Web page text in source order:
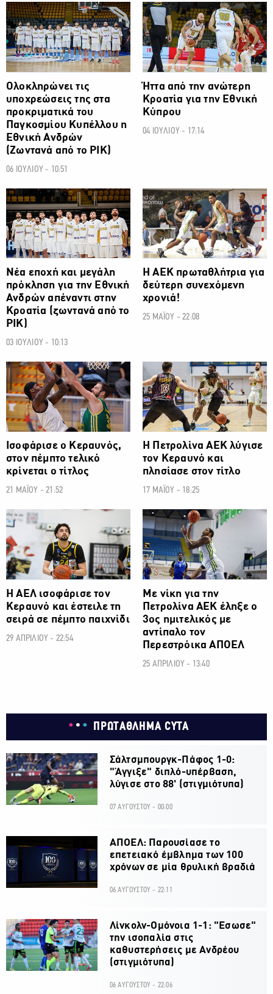
Ολοκληρώνει τις
υποχρεώσεις της στα
προκριματικά του
Παγκοσμίου Κυπέλλου η
Εθνική Ανδρών
(Ζωντανά από το ΡΙΚ)
06 ΙΟΥΛΙΟΥ - 10:51
Ήττα από την ανώτερη
Κροατία για την Εθνική
Κύπρου
04 ΙΟΥΛΙΟΥ - 17:14
Νέα εποχή και μεγάλη
πρόκληση για την Εθνική
Ανδρών απέναντι στην
Κροατία (ζωντανά από το
ΡΙΚ)
03 ΙΟΥΛΙΟΥ - 10:13
Η ΑΕΚ πρωταθλήτρια για
δεύτερη συνεχόμενη
χρονιά!
25 ΜΑΪΟΥ - 22:08
Ισοφάρισε ο Κεραυνός,
στον πέμπτο τελικό
κρίνεται ο τίτλος
21 ΜΑΪΟΥ - 21:52
Η Πετρολίνα ΑΕΚ λύγισε
τον Κεραυνό και
πλησίασε στον τίτλο
17 ΜΑΪΟΥ - 18:25
Η ΑΕΛ ισοφάρισε τον
Κεραυνό και έστειλε τη
σειρά σε πέμπτο παιχνίδι
29 ΑΠΡΙΛΙΟΥ - 22:54
Με νίκη για την
Πετρολίνα ΑΕΚ έληξε ο
3ος ημιτελικός με
αντίπαλο τον
Περεστρόικα ΑΠΟΕΛ
25 ΑΠΡΙΛΙΟΥ - 13:40
ΠΡΩΤΑΘΛΗΜΑ CYTA
Σάλτσμπουργκ-Πάφος 1-0:
"Άγγιξε" διπλό-υπέρβαση,
λύγισε στο 88' (στιγμιότυπα)
07 ΑΥΓΟΥΣΤΟΥ - 00:00
ΑΠΟΕΛ: Παρουσίασε το
επετειακό έμβλημα των 100
χρόνων σε μία θρυλική βραδιά
06 ΑΥΓΟΥΣΤΟΥ - 22:11
Λίνκολν-Ομόνοια 1-1: "Εσωσε"
την ισοπαλία στις
καθυστερήσεις με Ανδρέου
(στιγμιότυπα)
06 ΑΥΓΟΥΣΤΟΥ - 22:06